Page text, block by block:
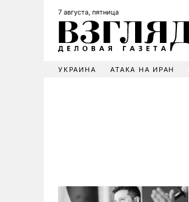
7 августа, пятница
УКРАИНА АТАКА НА ИРАН